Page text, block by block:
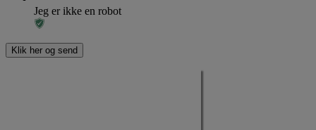
Jeg er ikke en robot